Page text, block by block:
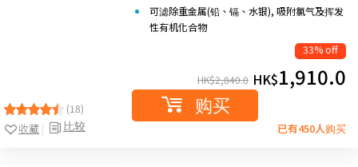
(18)
比较
收藏
可滤除重金属(铅、镉、水银), 吸附氯气及挥发
性有机化合物
33% off
HK$2,840.0 HK$1,910.0
购买
已有450人购买